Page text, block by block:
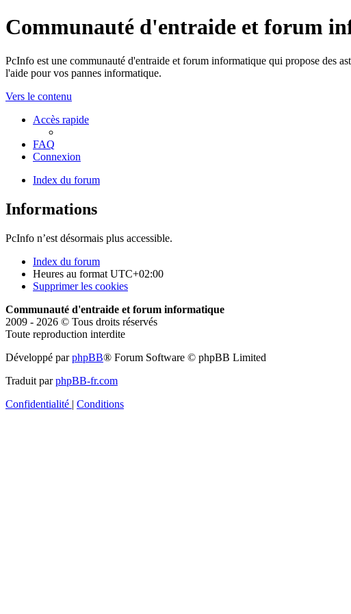
Communauté d'entraide et forum
PcInfo est une communauté d'entraide et forum informatique qui propose des
l'aide pour vos pannes informatique.
Vers le contenu
Accès rapide
FAQ
Connexion
Index du forum
Informations
PcInfo n’est désormais plus accessible.
Index du forum
Heures au format UTC+02:00
Supprimer les cookies
Communauté d'entraide et forum informatique
2009 - 2026 © Tous droits réservés
Toute reproduction interdite
Développé parphpBB® Forum Software © phpBB Limited
Traduit parphpBB-fr.com
Confidentialité | Conditions